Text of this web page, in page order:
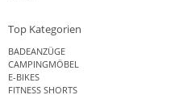
Top Kategorien
BADEANZÜGE
CAMPINGMÖBEL
E-BIKES
FITNESS SHORTS